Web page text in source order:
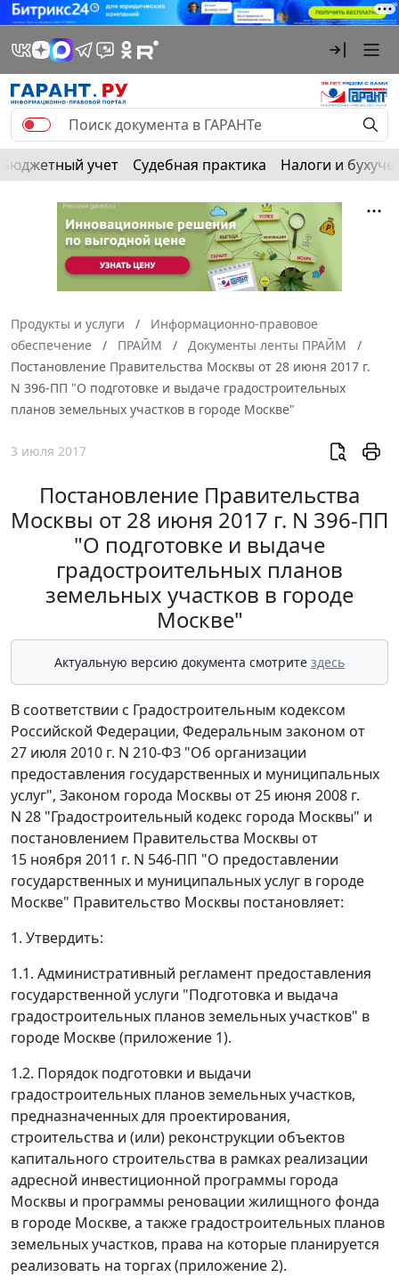
Бюджетный учет Судебная практика Налоги и
Продукты и услуги
Информационно-правовое
обеспечение
ПРАЙМ
Документы ленты ПРАЙМ
Постановление Правительства Москвы от 28 июня 2017 г.
N 396-ПП "О подготовке и выдаче градостроительных
планов земельных участков в городе Москве"
3 июля 2017
Постановление Правительства
Москвы от 28 июня 2017 г. N 396-ПП
"О подготовке и выдаче
градостроительных планов
земельных участков в городе
Москве"
Актуальную версию документа смотрите здесь
В соответствии с Градостроительным кодексом
Российской Федерации, Федеральным законом от
27 июля 2010 г. N 210-ФЗ "Об организации
предоставления государственных и муниципальных
услуг", Законом города Москвы от 25 июня 2008 г.
N 28 "Градостроительный кодекс города Москвы" и
постановлением Правительства Москвы от
15 ноября 2011 г. N 546-ПП "О предоставлении
государственных и муниципальных услуг в городе
Москве" Правительство Москвы постановляет:
1. Утвердить:
1.1. Административный регламент предоставления
государственной услуги "Подготовка и выдача
градостроительных планов земельных участков" в
городе Москве (приложение 1).
1.2. Порядок подготовки и выдачи
градостроительных планов земельных участков,
предназначенных для проектирования,
строительства и (или) реконструкции объектов
капитального строительства в рамках реализации
адресной инвестиционной программы города
Москвы и программы реновации жилищного фонда
в городе Москве, а также градостроительных планов
земельных участков, права на которые планируется
реализовать на торгах (приложение 2).